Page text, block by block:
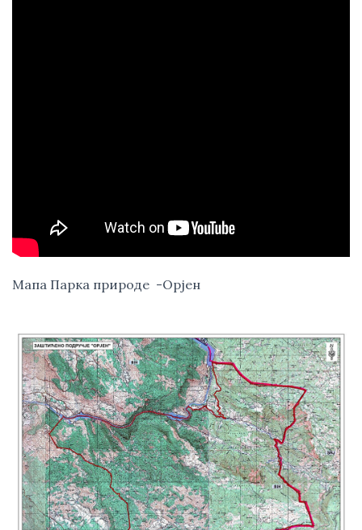
Мапа Парка природе  -Орјен